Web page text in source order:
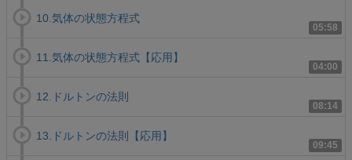
05:58
10.気体の状態方程式
04:00
11.気体の状態方程式【応用】
08:14
12.ドルトンの法則
09:45
13.ドルトンの法則【応用】